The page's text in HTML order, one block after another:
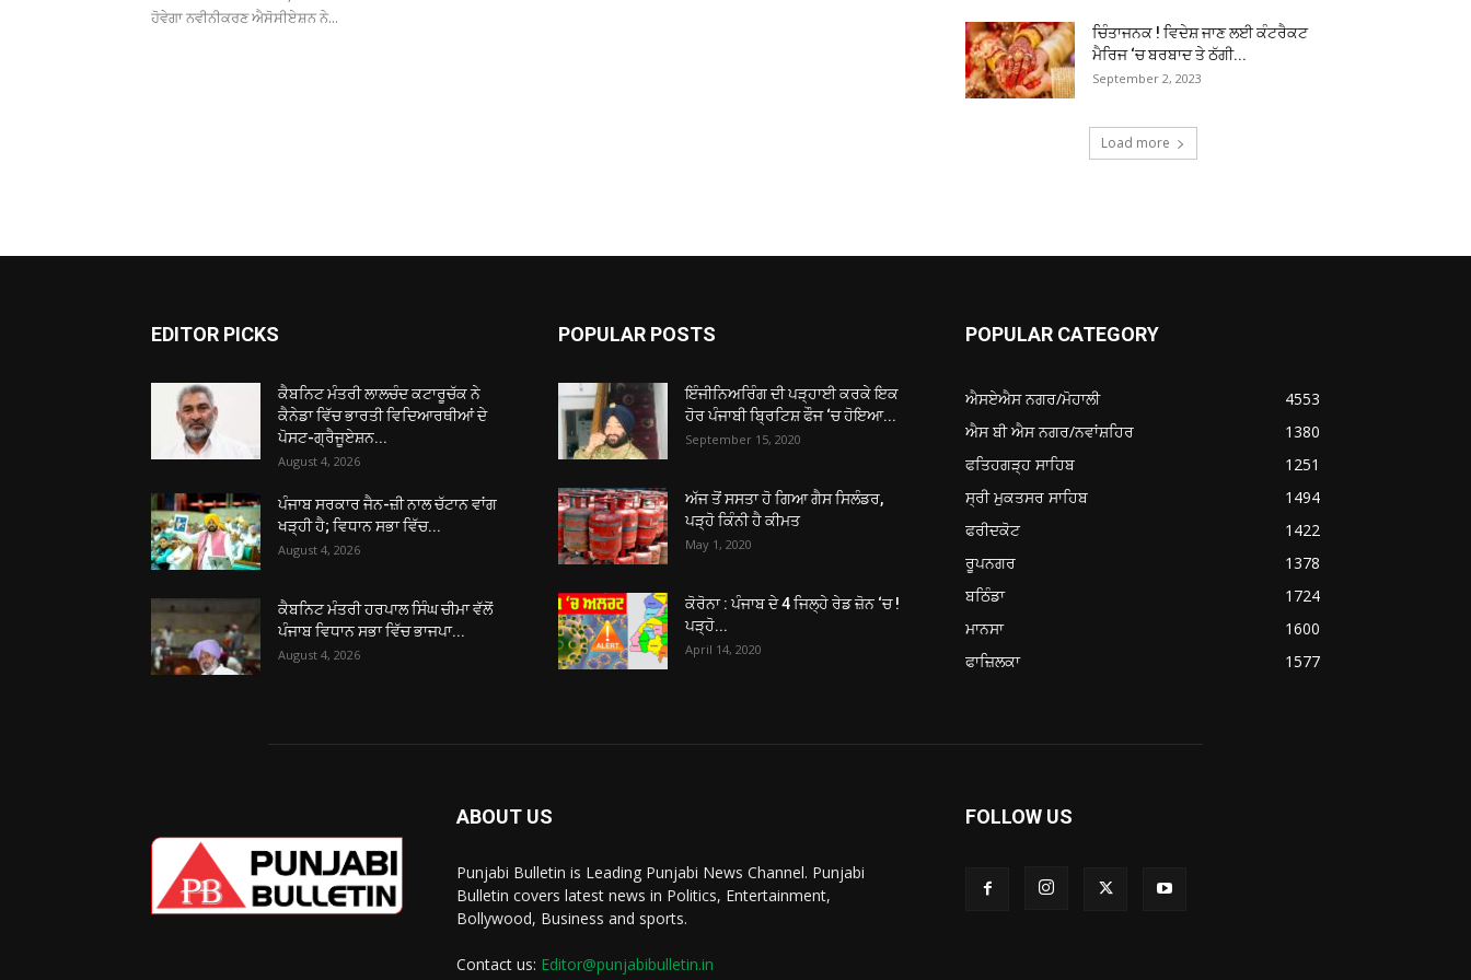
ਹੋਵੇਗਾ ਨਵੀਨੀਕਰਣ ਐਸੋਸੀਏਸ਼ਨ ਨੇ...
ਚਿੰਤਾਜਨਕ ! ਵਿਦੇਸ਼ ਜਾਣ ਲਈ ਕੰਟਰੈਕਟ
ਮੈਰਿਜ ‘ਚ ਬਰਬਾਦ ਤੇ ਠੱਗੀ...
September 2, 2023
Load more
EDITOR PICKS
ਕੈਬਨਿਟ ਮੰਤਰੀ ਲਾਲਚੰਦ ਕਟਾਰੂਚੱਕ ਨੇ
ਕੈਨੇਡਾ ਵਿੱਚ ਭਾਰਤੀ ਵਿਦਿਆਰਥੀਆਂ ਦੇ
ਪੋਸਟ-ਗ੍ਰੈਜੂਏਸ਼ਨ...
August 4, 2026
ਪੰਜਾਬ ਸਰਕਾਰ ਜੈਨ-ਜ਼ੀ ਨਾਲ ਚੱਟਾਨ ਵਾਂਗ
ਖੜ੍ਹੀ ਹੈ; ਵਿਧਾਨ ਸਭਾ ਵਿੱਚ...
August 4, 2026
ਕੈਬਨਿਟ ਮੰਤਰੀ ਹਰਪਾਲ ਸਿੰਘ ਚੀਮਾ ਵੱਲੋਂ
ਪੰਜਾਬ ਵਿਧਾਨ ਸਭਾ ਵਿੱਚ ਭਾਜਪਾ...
August 4, 2026
POPULAR POSTS
ਇੰਜੀਨਿਅਰਿੰਗ ਦੀ ਪੜ੍ਹਾਈ ਕਰਕੇ ਇਕ
ਹੋਰ ਪੰਜਾਬੀ ਬ੍ਰਿਟਿਸ਼ ਫੌਜ ‘ਚ ਹੋਇਆ...
September 15, 2020
ਅੱਜ ਤੋਂ ਸਸਤਾ ਹੋ ਗਿਆ ਗੈਸ ਸਿਲੰਡਰ,
ਪੜ੍ਹੋ ਕਿੰਨੀ ਹੈ ਕੀਮਤ
May 1, 2020
ਕੋਰੋਨਾ : ਪੰਜਾਬ ਦੇ 4 ਜਿਲ੍ਹੇ ਰੇਡ ਜ਼ੋਨ ‘ਚ !
ਪੜ੍ਹੋ...
April 14, 2020
POPULAR CATEGORY
ਐਸਏਐਸ ਨਗਰ/ਮੋਹਾਲੀ
4553
ਐਸ ਬੀ ਐਸ ਨਗਰ/ਨਵਾਂਸ਼ਹਿਰ
1380
ਫਤਿਹਗੜ੍ਹ ਸਾਹਿਬ
1251
ਸ੍ਰੀ ਮੁਕਤਸਰ ਸਾਹਿਬ
1494
ਫਰੀਦਕੋਟ
1422
ਰੂਪਨਗਰ
1378
ਬਠਿੰਡਾ
1724
ਮਾਨਸਾ
1600
ਫਾਜ਼ਿਲਕਾ
1577
ABOUT US
Punjabi Bulletin is Leading Punjabi News Channel. Punjabi
Bulletin covers latest news in Politics, Entertainment,
Bollywood, Business and sports.
Contact us: Editor@punjabibulletin.in
FOLLOW US